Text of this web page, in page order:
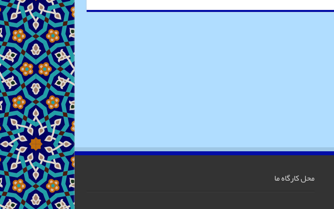
محل کارگاه ما